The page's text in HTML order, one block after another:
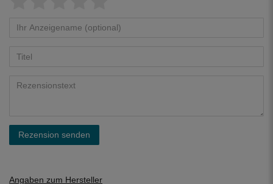
Rezension senden
Angaben zum Hersteller